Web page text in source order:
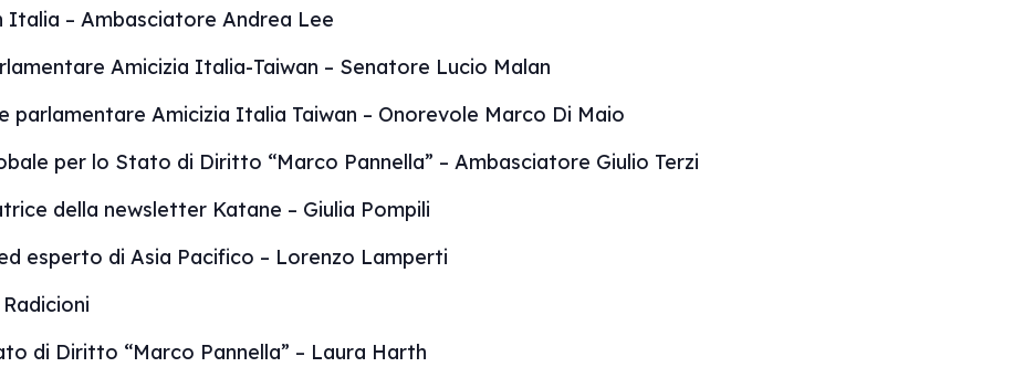
Italia – Ambasciatore Andrea Lee
Amicizia Italia-Taiwan – Senatore Lucio Malan
parlamentare Amicizia Italia Taiwan – Onorevole Marco Di Maio
per lo Stato di Diritto “Marco Pannella” – Ambasciatore Giulio Terzi
della newsletter Katane – Giulia Pompili
esperto di Asia Pacifico – Lorenzo Lamperti
di Diritto “Marco Pannella” – Laura Harth